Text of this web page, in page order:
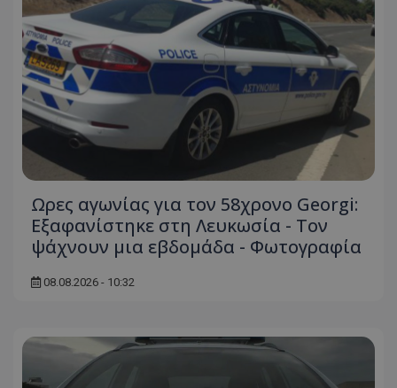
Ωρες αγωνίας για τον 58χρονο Georgi:
Εξαφανίστηκε στη Λευκωσία - Toν
ψάχνουν μια εβδομάδα - Φωτογραφία
08.08.2026 - 10:32